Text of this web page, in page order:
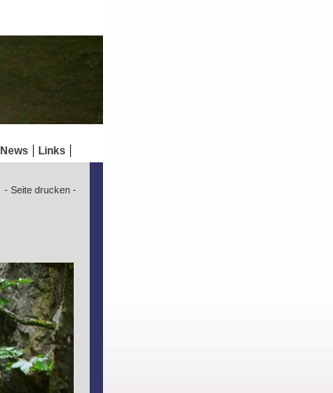
News Links
- Seite drucken -